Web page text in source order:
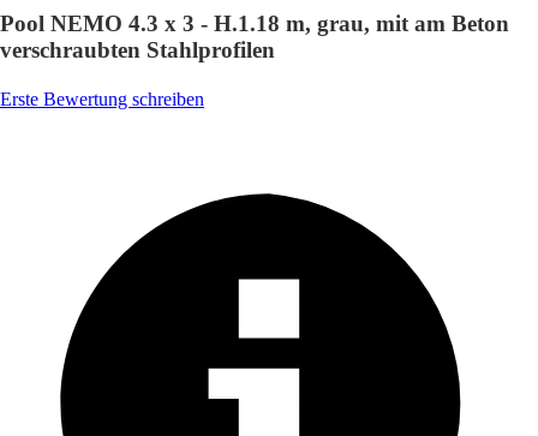
Pool NEMO 4.3 x 3 - H.1.18 m, grau, mit am Beton
verschraubten Stahlprofilen
Erste Bewertung schreiben